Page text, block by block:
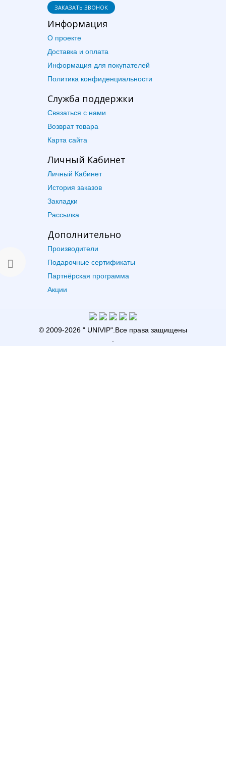
ЗАКАЗАТЬ ЗВОНОК
Информация
О проекте
Доставка и оплата
Информация для покупателей
Политика конфиденциальности
Служба поддержки
Связаться с нами
Возврат товара
Карта сайта
Личный Кабинет
Личный Кабинет
История заказов
Закладки
Рассылка
Дополнительно
Производители
Подарочные сертификаты
Партнёрская программа
Акции
© 2009-2026 " UNIVIP".Все права защищены
.